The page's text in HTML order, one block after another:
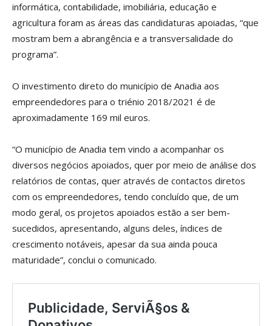
informática, contabilidade, imobiliária, educação e
agricultura foram as áreas das candidaturas apoiadas, “que
mostram bem a abrangência e a transversalidade do
programa”.
O investimento direto do município de Anadia aos
empreendedores para o triénio 2018/2021 é de
aproximadamente 169 mil euros.
“O município de Anadia tem vindo a acompanhar os
diversos negócios apoiados, quer por meio de análise dos
relatórios de contas, quer através de contactos diretos
com os empreendedores, tendo concluído que, de um
modo geral, os projetos apoiados estão a ser bem-
sucedidos, apresentando, alguns deles, índices de
crescimento notáveis, apesar da sua ainda pouca
maturidade”, conclui o comunicado.